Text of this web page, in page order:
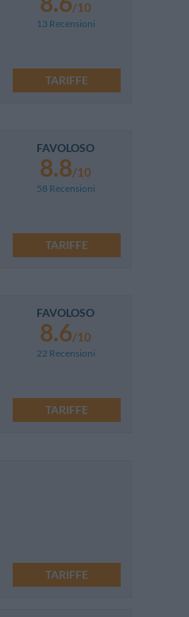
/10
13 Recensioni
TARIFFE
FAVOLOSO
8.8/10
58 Recensioni
TARIFFE
FAVOLOSO
8.6/10
22 Recensioni
TARIFFE
TARIFFE